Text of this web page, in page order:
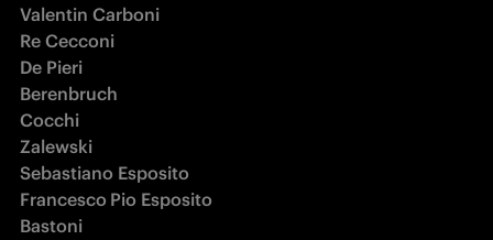
Valentin Carboni
Re Cecconi
De Pieri
Berenbruch
Cocchi
Zalewski
Sebastiano Esposito
Francesco Pio Esposito
Bastoni